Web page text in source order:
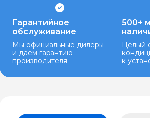
Гарантийное
обслуживание
Мы официальные дилеры
и даем гарантию
производителя
500+
Целый
к